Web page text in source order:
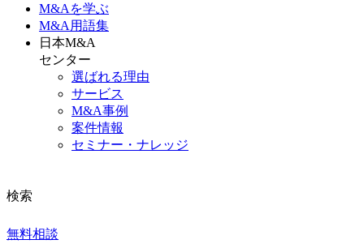
M&Aを学ぶ
M&A 用語集
日本M&A
センター
選ばれる理由
サービス
M&A事例
案件情報
セミナー・ナレッジ
検索
無料相談